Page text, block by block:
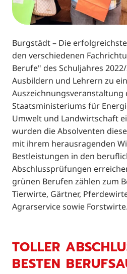
Burgstädt – Die
den verschiedenen
Berufe" des Schuljahres
Ausbildern und Lehrern zu
Auszeichnungsveranstaltung
Staatsministeriums für
Umwelt und Landwirtschaft
wurden die Absolventen
mit ihrem herausragenden
Bestleistungen in den
Abschlussprüfungen
grünen Berufen zählen zum
Tierwirte, Gärtner,
Agrarservice sowie Forstwirte.
TOLLER
BESTEN